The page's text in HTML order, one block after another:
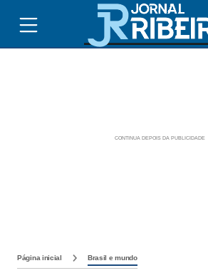
Página inicial Brasil e mundo